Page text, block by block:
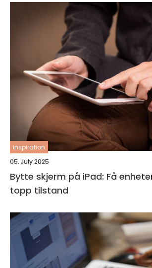
inspiration
05. July 2025
Bytte skjerm på iPad: Få
topp tilstand